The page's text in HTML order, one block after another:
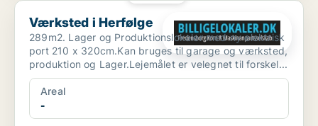
Værksted i Herfølge
Værksted i Herfølge
289m2. Lager og Produktionslokaler med ny elektrisk
port 210 x 320cm.Kan bruges til garage og værksted,
produktion og Lager.Lejemålet er velegnet til forskel...
Areal
-